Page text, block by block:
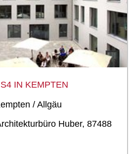
IN KEMPTEN
/ Allgäu
Huber, 87488